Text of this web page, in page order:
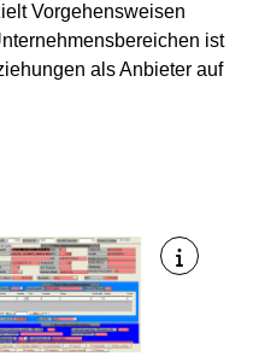
Vorgehensweisen
ist
als Anbieter auf